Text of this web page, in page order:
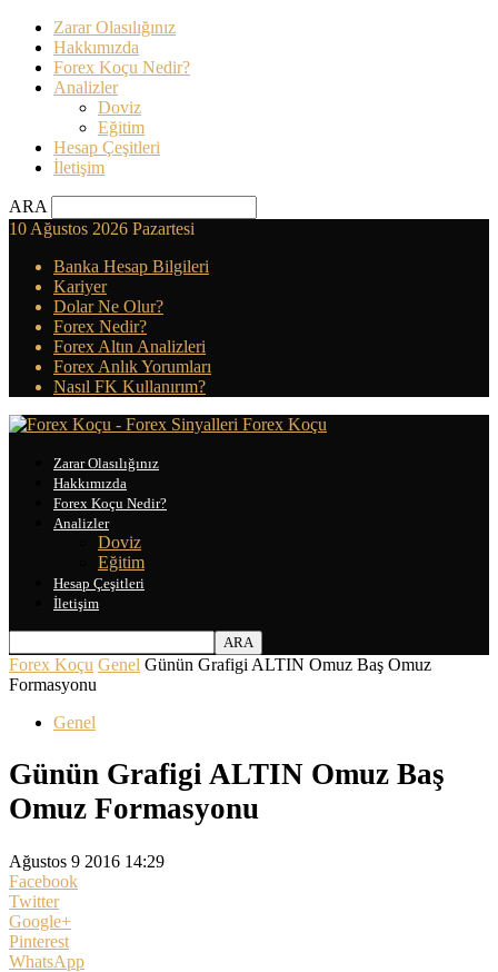
Zarar Olasılığınız
Hakkımızda
Forex Koçu Nedir?
Analizler
Doviz
Eğitim
Hesap Çeşitleri
İletişim
ARA
10 Ağustos 2026 Pazartesi
Banka Hesap Bilgileri
Kariyer
Dolar Ne Olur?
Forex Nedir?
Forex Altın Analizleri
Forex Anlık Yorumları
Nasıl FK Kullanırım?
Forex Koçu
Zarar Olasılığınız
Hakkımızda
Forex Koçu Nedir?
Analizler
Doviz
Eğitim
Hesap Çeşitleri
İletişim
Forex Koçu Genel Günün Grafigi ALTIN Omuz Baş Omuz
Formasyonu
Genel
Günün Grafigi ALTIN Omuz Baş
Omuz Formasyonu
Ağustos 9 2016 14:29
Facebook
Twitter
Google+
Pinterest
WhatsApp